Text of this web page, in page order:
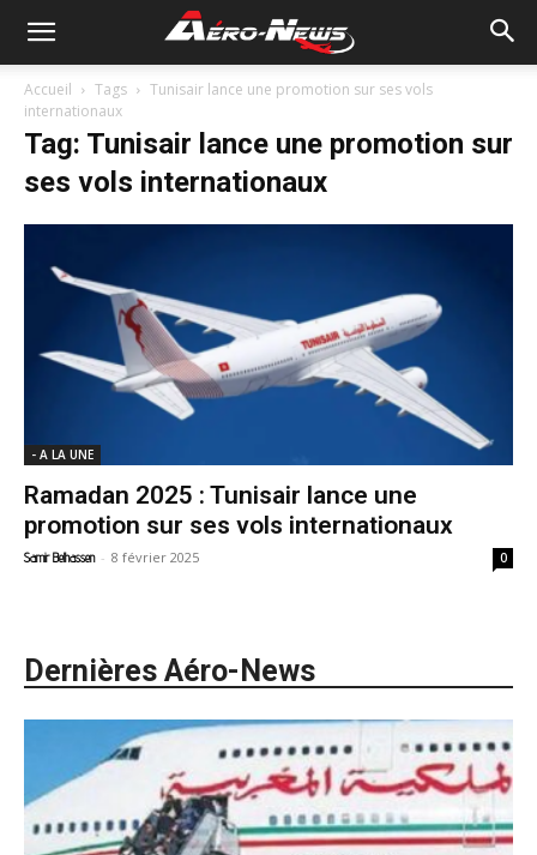
Accueil Tags
Tunisair lance une promotion sur ses vols
internationaux
Tag: Tunisair lance une promotion sur
ses vols internationaux
- A LA UNE
Ramadan 2025 : Tunisair lance une
promotion sur ses vols internationaux
Samir Belhassen - 8 février 2025 0
Dernières Aéro-News